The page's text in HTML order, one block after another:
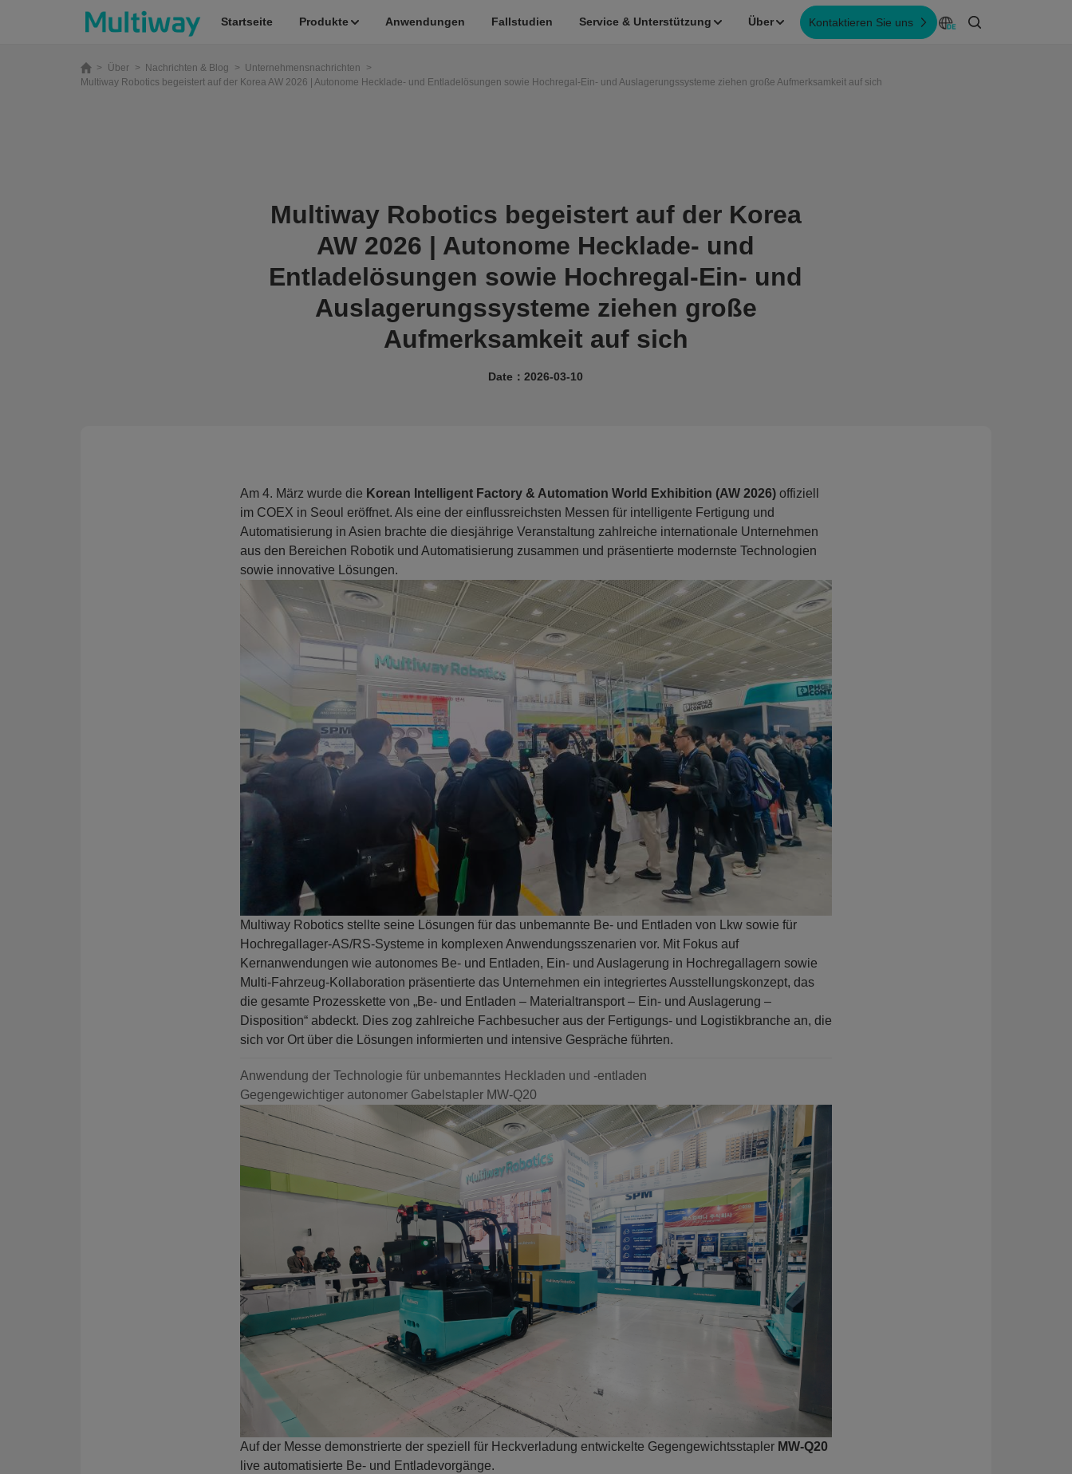
Startseite Produkte Anwendungen Fallstudien Service & Unterstützung Über Kontaktieren Sie uns
> Über > Nachrichten & Blog > Unternehmensnachrichten
>
Multiway Robotics begeistert auf der Korea AW 2026 | Autonome Hecklade- und Entladelösungen sowie Hochregal-Ein- und Auslagerungssysteme ziehen große Aufmerksamkeit auf sich
Multiway Robotics begeistert auf der Korea
AW 2026 | Autonome Hecklade- und
Entladelösungen sowie Hochregal-Ein- und
Auslagerungssysteme ziehen große
Aufmerksamkeit auf sich
Date：2026-03-10
Am 4. März wurde die Korean Intelligent Factory & Automation World Exhibition (AW 2026)offiziell
im COEX in Seoul eröffnet. Als eine der einflussreichsten Messen für intelligente Fertigung und
Automatisierung in Asien brachte die diesjährige Veranstaltung zahlreiche internationale Unternehmen
aus den Bereichen Robotik und Automatisierung zusammen und präsentierte modernste Technologien
sowie innovative Lösungen.
Multiway Robotics stellte seine Lösungen für das unbemannte Be- und Entladen von Lkw sowie für
Hochregallager-AS/RS-Systeme in komplexen Anwendungsszenarien vor. Mit Fokus auf
Kernanwendungen wie autonomes Be- und Entladen, Ein- und Auslagerung in Hochregallagern sowie
Multi-Fahrzeug-Kollaboration präsentierte das Unternehmen ein integriertes Ausstellungskonzept, das
die gesamte Prozesskette von „Be- und Entladen – Materialtransport – Ein- und Auslagerung –
Disposition“ abdeckt. Dies zog zahlreiche Fachbesucher aus der Fertigungs- und Logistikbranche an, die
sich vor Ort über die Lösungen informierten und intensive Gespräche führten.
Anwendung der Technologie für unbemanntes Heckladen und -entladen
Gegengewichtiger autonomer Gabelstapler MW-Q20
Auf der Messe demonstrierte der speziell für Heckverladung entwickelte Gegengewichtsstapler MW-Q20
live automatisierte Be- und Entladevorgänge.